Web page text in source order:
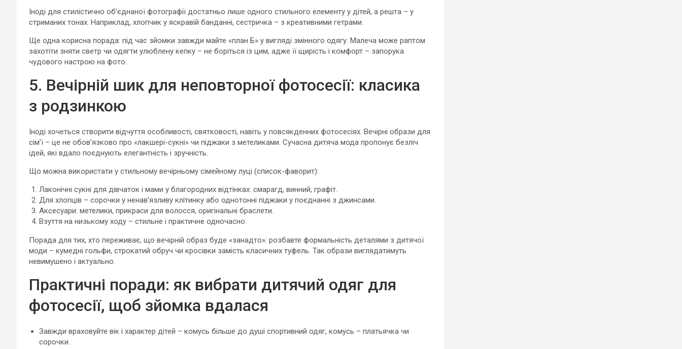
Іноді для стилістично об’єднаної фотографії достатньо лише одного стильного елементу у дітей, а решта – у
стриманих тонах. Наприклад, хлопчик у яскравій банданні, сестричка – з креативними гетрами.
Ще одна корисна порада: під час зйомки завжди майте «план Б» у вигляді змінного одягу. Малеча може раптом
захотіти зняти светр чи одягти улюблену кепку – не боріться із цим, адже її щирість і комфорт – запорука
чудового настрою на фото.
5. Вечірній шик для неповторної фотосесії: класика
з родзинкою
Іноді хочеться створити відчуття особливості, святковості, навіть у повсякденних фотосесіях. Вечірні образи для
сім’ї – це не обов’язково про «лакшері-сукні» чи піджаки з метеликами. Сучасна дитяча мода пропонує безліч
ідей, які вдало поєднують елегантність і зручність.
Що можна використати у стильному вечірньому сімейному луці (список-фаворит):
Лаконічні сукні для дівчаток і мами у благородних відтінках: смарагд, винний, графіт.
Для хлопців – сорочки у ненав’язливу клітинку або однотонні піджаки у поєднанні з джинсами.
Аксесуари: метелики, прикраси для волосся, оригінальні браслети.
Взуття на низькому ходу – стильне і практичне одночасно.
Порада для тих, хто переживає, що вечірній образ буде «занадто»: розбавте формальність деталями з дитячої
моди – кумедні гольфи, строкатий обруч чи кросівки замість класичних туфель. Так образи виглядатимуть
невимушено і актуально.
Практичні поради: як вибрати дитячий одяг для
фотосесії, щоб зйомка вдалася
Завжди враховуйте вік і характер дітей – комусь більше до душі спортивний одяг, комусь – платьячка чи
сорочки.